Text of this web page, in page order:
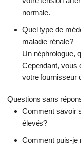
normale.
Quel type de
maladie rénale?
Un néphrologue,
Cependant, vous
votre fournisseur
Questions sans
Comment savoir
élevés?
Comment puis-je